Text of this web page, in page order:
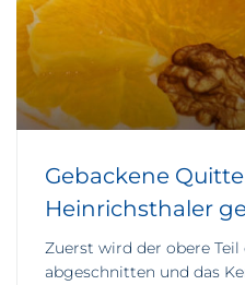
Gebackene
Heinrichsthaler
Zuerst wird der obere
abgeschnitten und das